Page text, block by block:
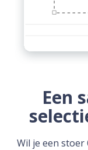
Een
Wil je een stoer